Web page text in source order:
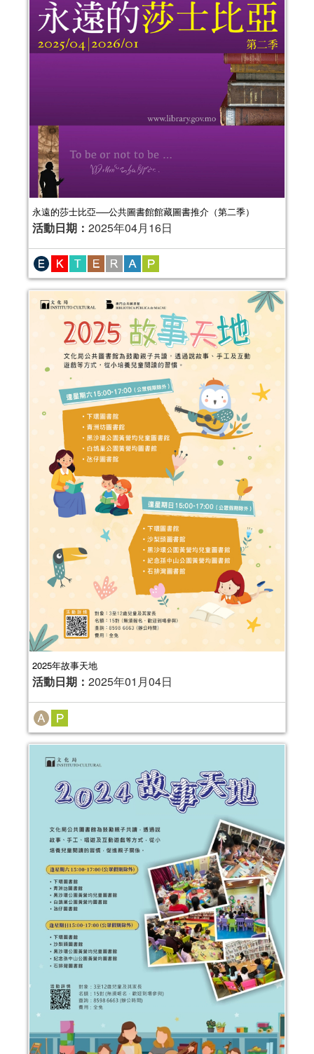
永遠的莎士比亞──公共圖書館館藏圖書推介（第二季）
活動日期： 2025年04月16日
2025年故事天地
活動日期： 2025年01月04日